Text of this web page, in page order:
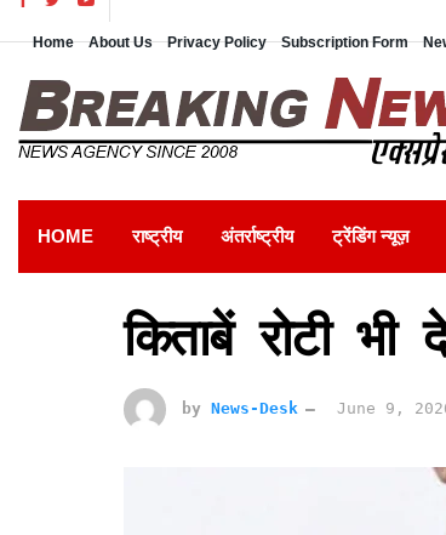
Home About Us Privacy Policy Subscription Form
HOME राष्ट्रीय अंतर्राष्ट्रीय ट्रेंडिंग न्यूज़
किताबें रोटी
by News-Desk June 9,